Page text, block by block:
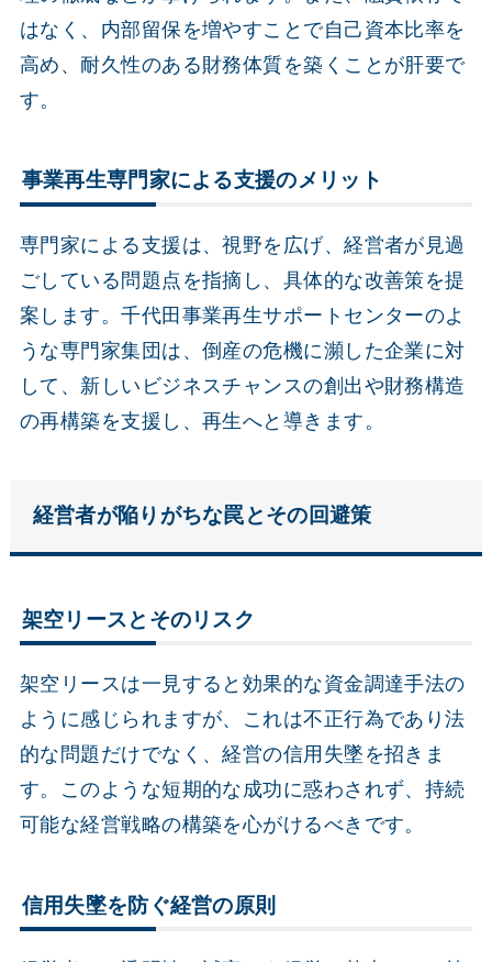
はなく、内部留保を増やすことで自己資本比率を
高め、耐久性のある財務体質を築くことが肝要で
す。
事業再生専門家による支援のメリット
専門家による支援は、視野を広げ、経営者が見過
ごしている問題点を指摘し、具体的な改善策を提
案します。千代田事業再生サポートセンターのよ
うな専門家集団は、倒産の危機に瀕した企業に対
して、新しいビジネスチャンスの創出や財務構造
の再構築を支援し、再生へと導きます。
経営者が陥りがちな罠とその回避策
架空リースとそのリスク
架空リースは一見すると効果的な資金調達手法の
ように感じられますが、これは不正行為であり法
的な問題だけでなく、経営の信用失墜を招きま
す。このような短期的な成功に惑わされず、持続
可能な経営戦略の構築を心がけるべきです。
信用失墜を防ぐ経営の原則